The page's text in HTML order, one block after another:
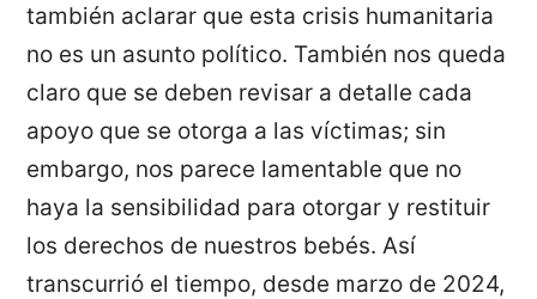
también aclarar que esta crisis humanitaria
no es un asunto político. También nos queda
claro que se deben revisar a detalle cada
apoyo que se otorga a las víctimas; sin
embargo, nos parece lamentable que no
haya la sensibilidad para otorgar y restituir
los derechos de nuestros bebés. Así
transcurrió el tiempo, desde marzo de 2024,